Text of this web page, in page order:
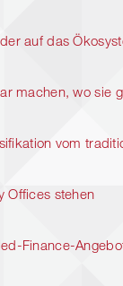
auf das
machen, wo sie
vom
Offices stehen
Finance-